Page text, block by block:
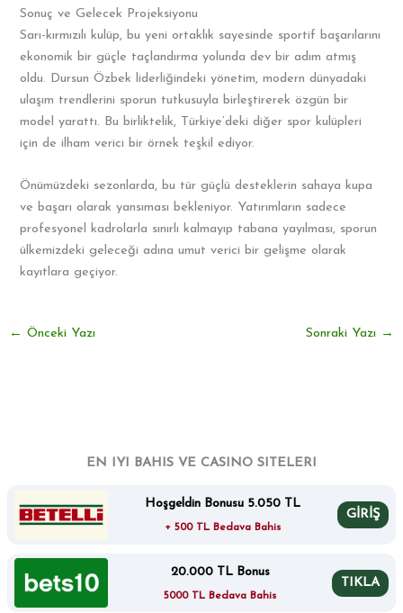
EN IYI BAHIS VE CASINO SITELERI
Hoşgeldin Bonusu 5.050 TL
+ 500 TL Bedava Bahis
GİRİŞ
20.000 TL Bonus
5000 TL Bedava Bahis
TIKLA
Sonuç ve Gelecek Projeksiyonu
Sarı-kırmızılı kulüp, bu yeni ortaklık sayesinde sportif başarılarını
ekonomik bir güçle taçlandırma yolunda dev bir adım atmış
oldu. Dursun Özbek liderliğindeki yönetim, modern dünyadaki
ulaşım trendlerini sporun tutkusuyla birleştirerek özgün bir
model yarattı. Bu birliktelik, Türkiye’deki diğer spor kulüpleri
için de ilham verici bir örnek teşkil ediyor.
Önümüzdeki sezonlarda, bu tür güçlü desteklerin sahaya kupa
ve başarı olarak yansıması bekleniyor. Yatırımların sadece
profesyonel kadrolarla sınırlı kalmayıp tabana yayılması, sporun
ülkemizdeki geleceği adına umut verici bir gelişme olarak
kayıtlara geçiyor.
← Önceki Yazı Sonraki Yazı →